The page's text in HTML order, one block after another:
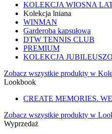
KOLEKCJA WIOSNA
Kolekcja lniana
WINMAN
Garderoba kapsułowa
DTW TENNIS CLUB
PREMIUM
KOLEKCJA
Zobacz wszystkie produkty w
Lookbook
CREATE MEMORIES.
Zobacz wszystkie produkty w
Wyprzedaż